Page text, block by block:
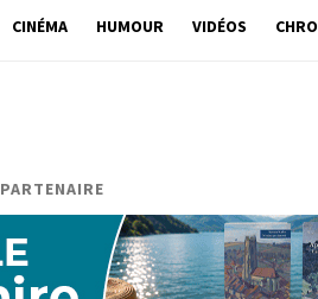
CINÉMA HUMOUR VIDÉOS
PARTENAIRE